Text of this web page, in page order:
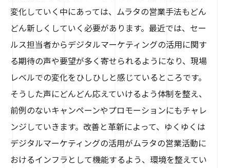
変化していく中にあっては、ムラタの営業手法もどん
どん新しくしていく必要があります。最近では、セー
ルス担当者からデジタルマーケティングの活用に関す
る期待の声や要望が多く寄せられるようになり、現場
レベルでの変化をひしひしと感じているところです。
そうした声にどんどん応えていけるよう体制を整え、
前例のないキャンペーンやプロモーションにもチャレ
ンジしていきます。改善と革新によって、ゆくゆくは
デジタルマーケティングの活用がムラタの営業活動に
おけるインフラとして機能するよう、環境を整えてい